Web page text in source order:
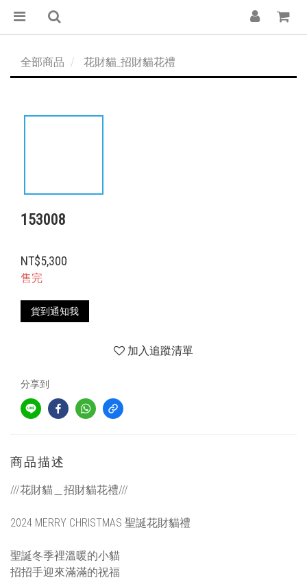
全部商品 花財貓_招財貓花禮
153008
NT$5,300
售完
貨到通知我
加入追蹤清單
分享到
商品描述
///花財貓＿招財貓花禮///
2024 MERRY CHRISTMAS 聖誕花財貓禮
聖誕冬季裡溫暖的小貓
招招手迎來滿滿的祝福